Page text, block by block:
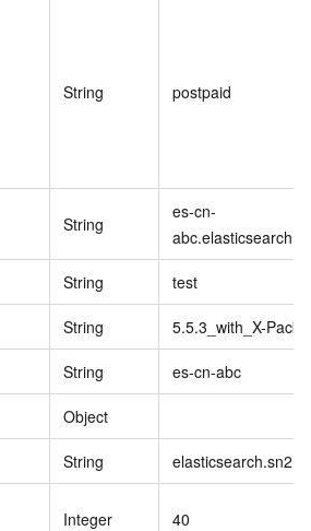
String postpaid
String
es-cn-
String test
String 5.5.3_with_X-Pack
String es-cn-abc
Object
String
Integer 40